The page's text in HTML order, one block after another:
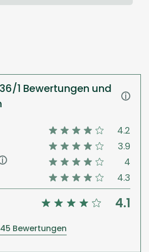
1 Bewertungen und
i
4.2
3.9
i 4
4.3
4.1
Bewertungen